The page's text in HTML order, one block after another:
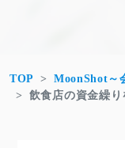
TOP MoonShot～
飲食店の資金繰